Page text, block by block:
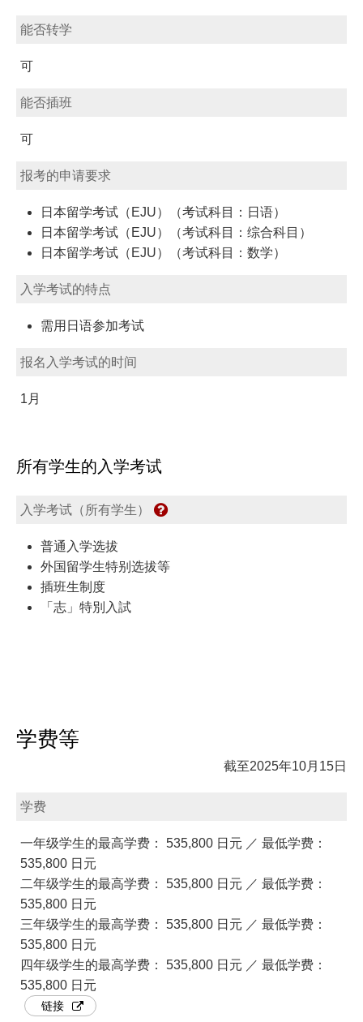
能否转学
可
能否插班
可
报考的申请要求
日本留学考试（EJU）（考试科目：日语）
日本留学考试（EJU）（考试科目：综合科目）
日本留学考试（EJU）（考试科目：数学）
入学考试的特点
需用日语参加考试
报名入学考试的时间
1月
所有学生的入学考试
入学考试（所有学生）
普通入学选拔
外国留学生特别选拔等
插班生制度
「志」特別入試
学费等
截至2025年10月15日
学费
一年级学生的最高学费： 535,800 日元 ／ 最低学费：
535,800 日元
二年级学生的最高学费： 535,800 日元 ／ 最低学费：
535,800 日元
三年级学生的最高学费： 535,800 日元 ／ 最低学费：
535,800 日元
四年级学生的最高学费： 535,800 日元 ／ 最低学费：
535,800 日元
链接